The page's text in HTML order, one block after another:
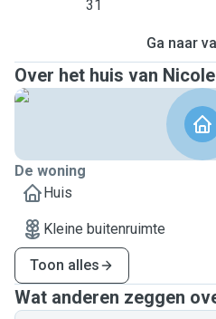
31
Ga naar
Over het huis van Nicole
De woning
Huis
Kleine buitenruimte
Toon alles
Wat anderen zeggen